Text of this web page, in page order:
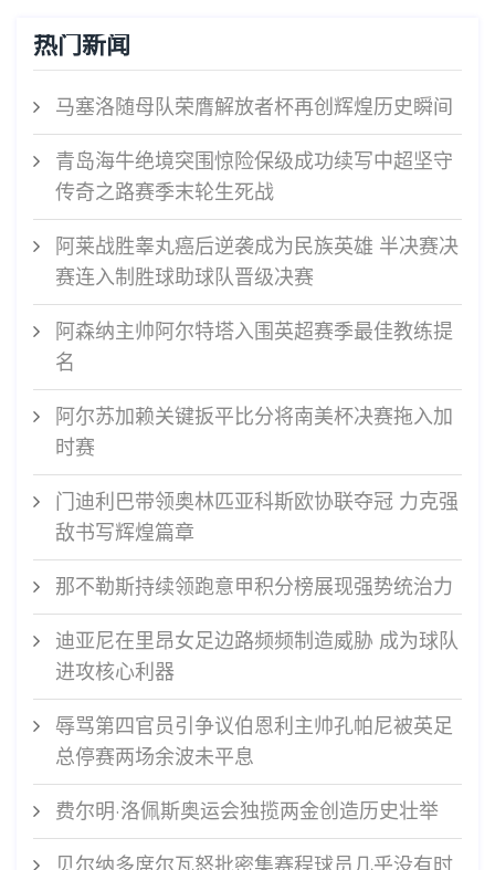
热门新闻
马塞洛随母队荣膺解放者杯再创辉煌历史瞬间
青岛海牛绝境突围惊险保级成功续写中超坚守
传奇之路赛季末轮生死战
阿莱战胜睾丸癌后逆袭成为民族英雄 半决赛决
赛连入制胜球助球队晋级决赛
阿森纳主帅阿尔特塔入围英超赛季最佳教练提
名
阿尔苏加赖关键扳平比分将南美杯决赛拖入加
时赛
门迪利巴带领奥林匹亚科斯欧协联夺冠 力克强
敌书写辉煌篇章
那不勒斯持续领跑意甲积分榜展现强势统治力
迪亚尼在里昂女足边路频频制造威胁 成为球队
进攻核心利器
辱骂第四官员引争议伯恩利主帅孔帕尼被英足
总停赛两场余波未平息
费尔明·洛佩斯奥运会独揽两金创造历史壮举